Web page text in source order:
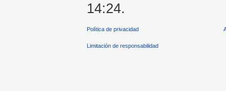
14:24.
Política de privacidad
Limitación de responsabilidad